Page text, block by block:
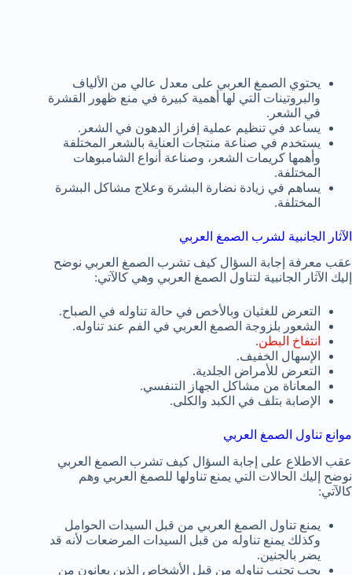
يحتوي الصمغ العربي على معدل عالي من الألياف
والبروتينات التي لها أهمية كبيرة في منع ظهور القشرة
في الشعر.
يساعد في تنظيم عملية إفراز الدهون في الشعر.
يستخدم في صناعة منتجات العناية بالشعر المختلفة
وأهمها كريمات الشعر، وصناعة أنواع الشامبوهات
المختلفة.
يساهم في زيادة نضارة البشرة وعلاج مشاكل البشرة
المختلفة.
الآثار الجانبية لشرب الصمغ العربي
عقب معرفة إجابة السؤال كيف تشرب الصمغ العربي نوضح
إليك الآثار الجانبية لتناول الصمغ العربي وهي كالآتي:
التعرض للغثيان وبالأخص في حالة تناوله في الصباح.
الشعور بلزوجة الصمغ العربي في الفم عند تناوله.
انتفاخ البطن.
الإسهال الخفيف.
التعرض للأمراض الجلدية.
المعاناة من مشاكل الجهاز التنفسي.
الإصابة بتلف في الكبد والكلى.
موانع تناول الصمغ العربي
عقب الاطلاع على إجابة السؤال كيف تشرب الصمغ العربي
نوضح إليك الحالات التي يمنع تناولها للصمغ العربي وهم
كالآتي:
يمنع تناول الصمغ العربي من قبل السيدات الحوامل
وكذلك يمنع تناوله من قبل السيدات المرضعات لأنه قد
يضر بالجنين.
يجب تجنب تناوله من قبل الأشخاص الذين يعانون من